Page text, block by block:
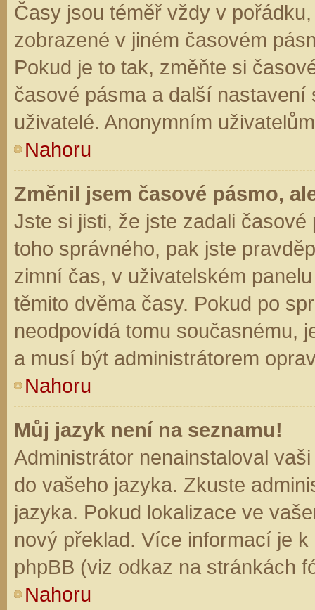
Časy jsou téměř vždy v
zobrazené v jiném časovém
Pokud je to tak, změňte si
časové pásma a další
uživatelé. Anonymním
Nahoru
Změnil jsem časové pásmo,
Jste si jisti, že jste zadali
toho správného, pak jste
zimní čas, v uživatelském
těmito dvěma časy. Pokud po
neodpovídá tomu současnému,
a musí být administrátorem
Nahoru
Můj jazyk není na seznamu!
Administrátor nenainstaloval
do vašeho jazyka. Zkuste
jazyka. Pokud lokalizace ve
nový překlad. Více informací je
phpBB (viz odkaz na stránkách
Nahoru